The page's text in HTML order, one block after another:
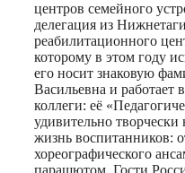
центров семейного
делегация из
реабилитационного
которому в этом году
его носит знаковую
Васильевна и работает
коллеги: её
удивительно
жизнь воспитанников:
хореографического